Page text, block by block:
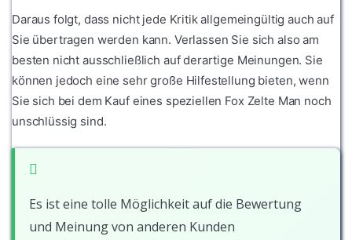
Daraus folgt, dass nicht jede Kritik allgemeingültig auch auf
Sie übertragen werden kann. Verlassen Sie sich also am
besten nicht ausschließlich auf derartige Meinungen. Sie
können jedoch eine sehr große Hilfestellung bieten, wenn
Sie sich bei dem Kauf eines speziellen Fox Zelte Man noch
unschlüssig sind.
Es ist eine tolle Möglichkeit auf die Bewertung
und Meinung von anderen Kunden